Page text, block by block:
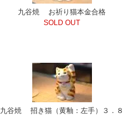
九谷焼 お祈り猫本金合格
SOLD OUT
九谷焼 招き猫（黄釉：左手）３．８